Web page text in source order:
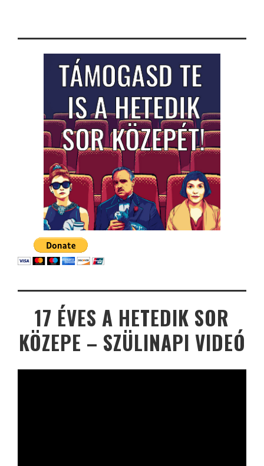
17 ÉVES A HETEDIK SOR
KÖZEPE – SZÜLINAPI VIDEÓ